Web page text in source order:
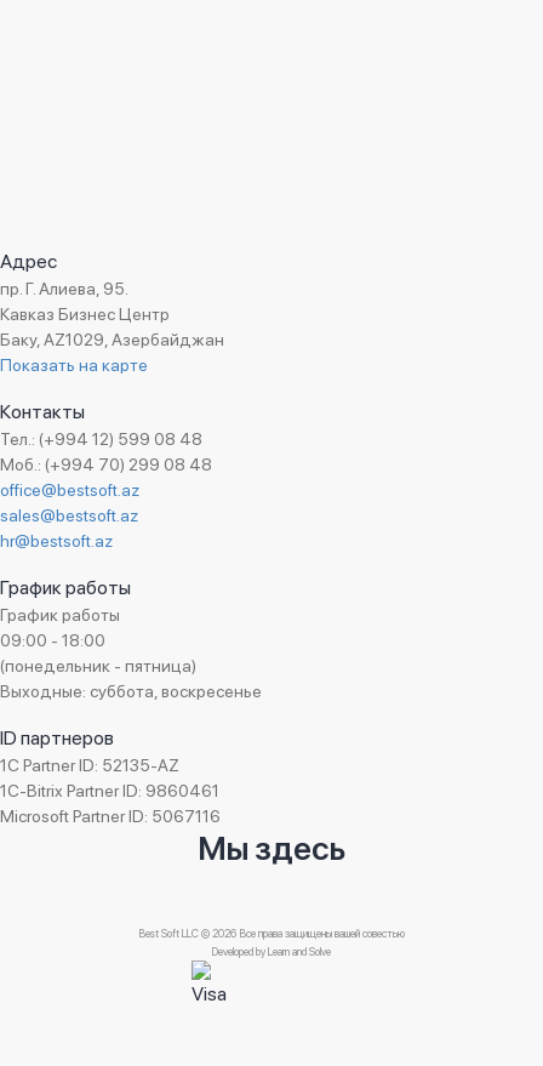
Адрес
пр. Г. Алиева, 95.
Кавказ Бизнес Центр
Баку, AZ1029, Азербайджан
Показать на карте
Контакты
Тел.: (+994 12) 599 08 48
Моб.: (+994 70) 299 08 48
office@bestsoft.az
sales@bestsoft.az
hr@bestsoft.az
График работы
График работы
09:00 - 18:00
(понедельник - пятница)
Выходные: суббота, воскресенье
ID партнеров
1C Partner ID: 52135-AZ
1C-Bitrix Partner ID: 9860461
Microsoft Partner ID: 5067116
Мы здесь
Best Soft LLC © 2026 Все права защищены вашей совестью
Developed byLearn and Solve